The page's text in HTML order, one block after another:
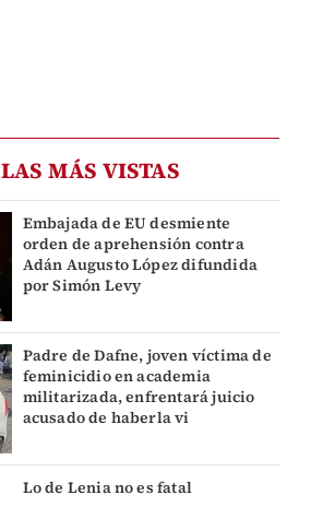
LAS MÁS VISTAS
Embajada de EU desmiente
orden de aprehensión contra
Adán Augusto López difundida
por Simón Levy
Padre de Dafne, joven víctima de
feminicidio en academia
militarizada, enfrentará juicio
acusado de haberla vi
Lo de Lenia no es fatal